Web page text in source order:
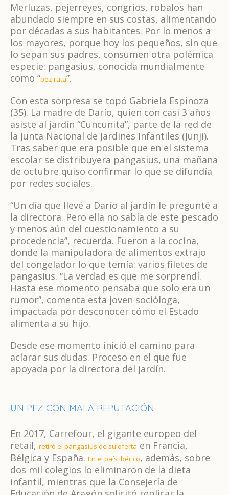
Merluzas, pejerreyes, congrios, robalos han
abundado siempre en sus costas, alimentando
por décadas a sus habitantes. Por lo menos a
los mayores, porque hoy los pequeños, sin que
lo sepan sus padres, consumen otra polémica
especie: pangasius, conocida mundialmente
como “pez rata”.
Con esta sorpresa se topó Gabriela Espinoza
(35). La madre de Darío, quien con casi 3 años
asiste al jardín “Cuncunita”, parte de la red de
la Junta Nacional de Jardines Infantiles (Junji).
Tras saber que era posible que en el sistema
escolar se distribuyera pangasius, una mañana
de octubre quiso confirmar lo que se difundía
por redes sociales.
“Un día que llevé a Darío al jardín le pregunté a
la directora. Pero ella no sabía de este pescado
y menos aún del cuestionamiento a su
procedencia”, recuerda. Fueron a la cocina,
donde la manipuladora de alimentos extrajo
del congelador lo que temía: varios filetes de
pangasius. “La verdad es que me sorprendí.
Hasta ese momento pensaba que solo era un
rumor”, comenta esta joven socióloga,
impactada por desconocer cómo el Estado
alimenta a su hijo.
Desde ese momento inició el camino para
aclarar sus dudas. Proceso en el que fue
apoyada por la directora del jardín.
UN PEZ CON MALA REPUTACIÓN
En 2017, Carrefour, el gigante europeo del
retail, retiró el pangasius de su oferta en Francia,
Bélgica y España. En el país ibérico, además, sobre
dos mil colegios lo eliminaron de la dieta
infantil, mientras que la Consejería de